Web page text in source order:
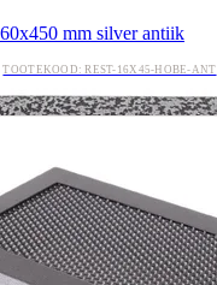
mm silver antiik
TOOTEKOOD: REST-16X45-HOBE-ANT